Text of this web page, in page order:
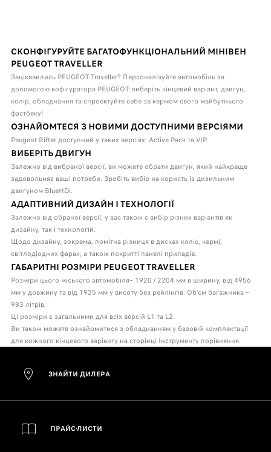
СКОНФІГУРУЙТЕ БАГАТОФУНКЦІОНАЛЬНИЙ МІНІВЕН
PEUGEOT TRAVELLER
Зацікавились PEUGEOT Traveller? Персоналізуйте автомобіль за
допомогою кофігуратора PEUGEOT: виберіть кінцевий варіант, двигун,
колір, обладнання та спроектуйте себе за кермом свого майбутнього
фастбеку!
ОЗНАЙОМТЕСЯ З НОВИМИ ДОСТУПНИМИ ВЕРСІЯМИ
Peugeot Rifter доступний у таких версіях: Active Pack та VIP.
ВИБЕРІТЬ ДВИГУН
Залежно від вибраної версії, ви можете обрати двигун, який найкраще
задовольняє ваші потреби. Зробіть вибір на користь із дизильним
двигуном BlueHDi.
АДАПТИВНИЙ ДИЗАЙН І ТЕХНОЛОГІЇ
Залежно від обраної версії, у вас також є вибір різних варіантів як
дизайну, так і технологій.
Щодо дизайну, зокрема, помітна різниця в дисках коліс, кермі,
світлодіодних фарах, а також покритті панелі приладів.
ГАБАРИТНІ РОЗМІРИ PEUGEOT TRAVELLER
Розміри цього міського автомобіля– 1920 / 2204 мм в ширину, від 4956
мм у довжину та від 1925 мм у висоту без рейлінгів. Об’єм багажника –
983 літрів.
Ці розміри є загальними для всіх версій L1 та L2.
Ви також можете ознайомитися з обладнанням у базовій комплектації
для кожного кінцевого варіанту на сторінці Інструменту порівняння.
ЗНАЙТИ ДИЛЕРА
ПРАЙС-ЛИСТИ